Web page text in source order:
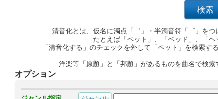
清音化とは、仮名に濁点「゛」・半濁音符「゜」を
たとえば「ペット」、「ベッド」、「
「清音化する」のチェックを外して「ペット」を検索
洋楽等「原題」と「邦題」があるものを曲名で検
オプション